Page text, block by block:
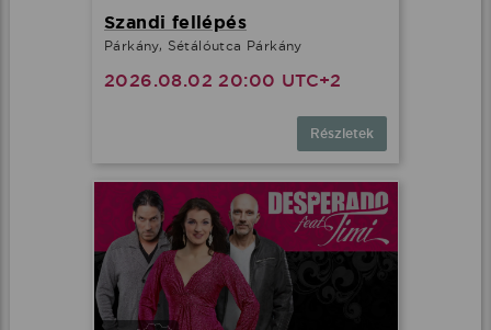
Szandi fellépés
Párkány, Sétálóutca Párkány
2026.08.02 20:00 UTC+2
Részletek